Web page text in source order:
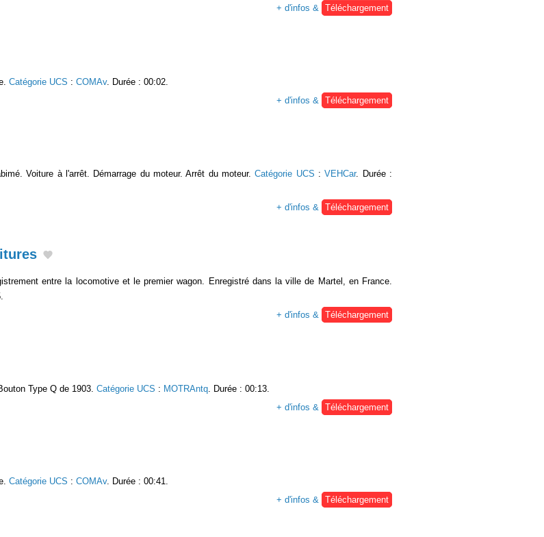
+ d'infos &
Téléchargement
Catégorie UCS : COMAv. Durée : 00:02.
+ d'infos &
Téléchargement
Voiture à l'arrêt. Démarrage du moteur. Arrêt du moteur.Catégorie UCS :VEHCar. Durée :
+ d'infos & Téléchargement
entre la locomotive et le premier wagon. Enregistré dans la ville de Martel, en France.
+ d'infos & Téléchargement
Type Q de 1903. Catégorie UCS : MOTRAntq. Durée : 00:13.
+ d'infos & Téléchargement
Catégorie UCS : COMAv. Durée : 00:41.
+ d'infos &
Téléchargement